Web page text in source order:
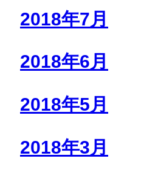
2018年7月
2018年6月
2018年5月
2018年3月